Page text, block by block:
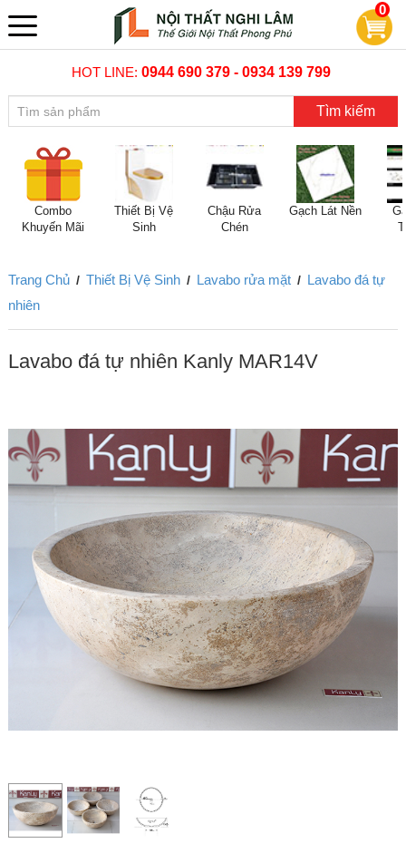
0
HOT LINE:0944 690 379 - 0934 139 799
Tìm kiếm
Combo
Khuyến Mãi
Thiết Bị Vệ
Sinh
Chậu Rửa
Chén
Gạch Lát Nền
Trang Chủ / Thiết Bị Vệ Sinh / Lavabo rửa mặt / Lavabo đá tự
nhiên
Lavabo đá tự nhiên Kanly MAR14V